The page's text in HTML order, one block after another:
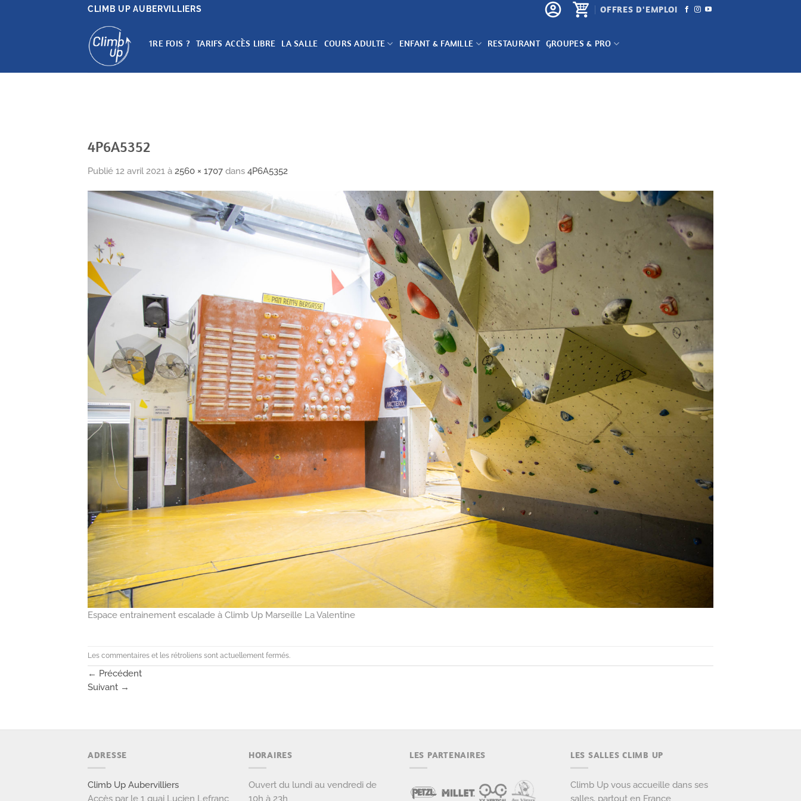
CLIMB UP AUBERVILLIERS OFFRES D'EMPLOI
1RE FOIS ? TARIFS ACCÈS LIBRE LA SALLE COURS ADULTE ENFANT & FAMILLE RESTAURANT GROUPES & PRO
4P6A5352
Publié 12 avril 2021 à 2560 × 1707 dans 4P6A5352
Espace entrainement escalade à Climb Up Marseille La Valentine
Les commentaires et les rétroliens sont actuellement fermés.
← Précédent
Suivant →
ADRESSE
Climb Up Aubervilliers
Accès par le 1 quai Lucien Lefranc
HORAIRES
Ouvert du lundi au vendredi de
10h à 23h
LES PARTENAIRES LES SALLES CLIMB UP
Climb Up vous accueille dans ses
salles, partout en France